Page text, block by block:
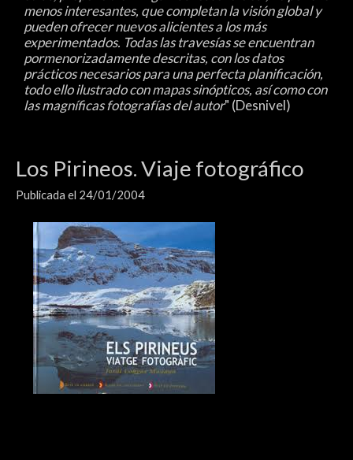
menos interesantes, que completan la visión global y
pueden ofrecer nuevos alicientes a los más
experimentados. Todas las travesías se encuentran
pormenorizadamente descritas, con los datos
prácticos necesarios para una perfecta planificación,
todo ello ilustrado con mapas sinópticos, así como con
las magníficas fotografías del autor" (Desnivel)
Los Pirineos. Viaje fotográfico
Publicada el 24/01/2004